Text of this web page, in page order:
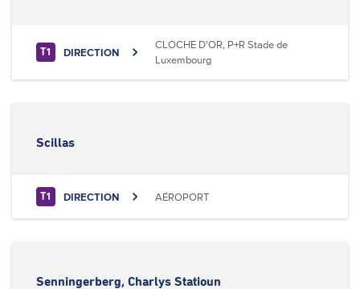
T1 DIRECTION
CLOCHE D'OR, P+R Stade de
Luxembourg
Scillas
T1 DIRECTION AÉROPORT
Senningerberg, Charlys Statioun